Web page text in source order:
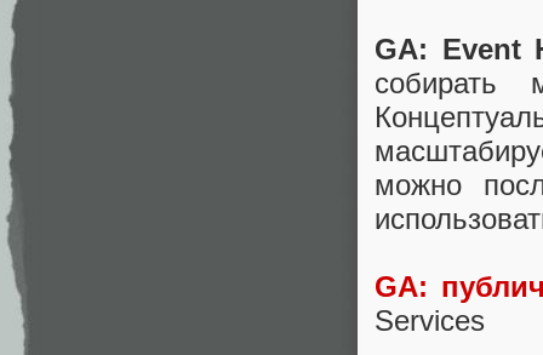
GA: Event
собирать
можно
GA:
Services